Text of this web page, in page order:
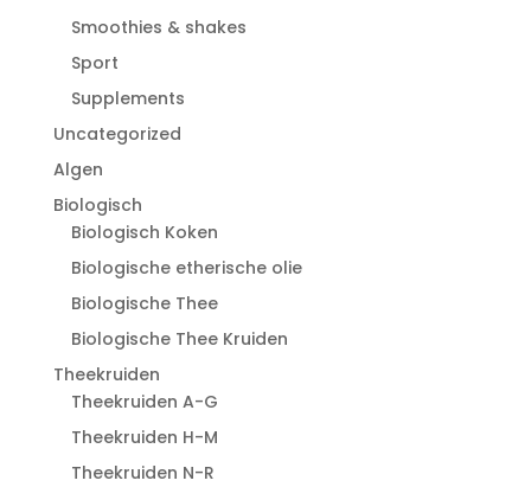
Smoothies & shakes
Sport
Supplements
Uncategorized
Algen
Biologisch
Biologisch Koken
Biologische etherische olie
Biologische Thee
Biologische Thee Kruiden
Theekruiden
Theekruiden A-G
Theekruiden H-M
Theekruiden N-R